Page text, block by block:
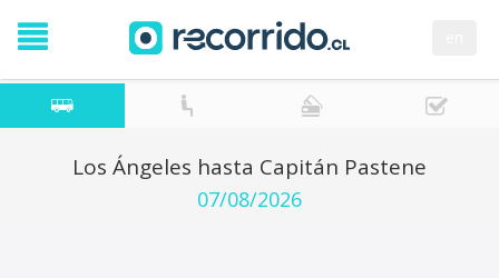
Los Ángeles hasta Capitán Pastene
07/08/2026